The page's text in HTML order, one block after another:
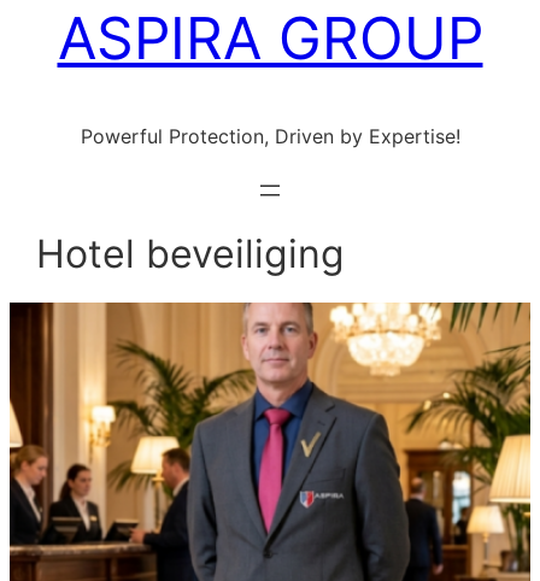
ASPIRA GROUP
Powerful Protection, Driven by Expertise!
Hotel beveiliging